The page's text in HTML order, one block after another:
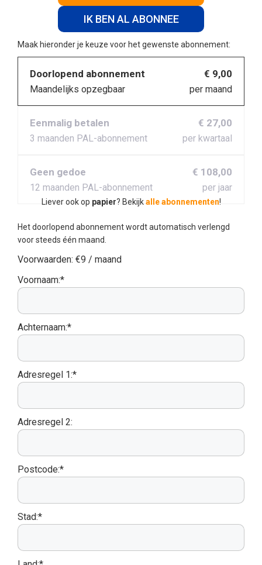
IK BEN AL ABONNEE
Maak hieronder je keuze voor het gewenste abonnement:
Doorlopend abonnement
Maandelijks opzegbaar
€ 9,00
per maand
Eenmalig betalen
3 maanden PAL-abonnement
€ 27,00
per kwartaal
Geen gedoe
12 maanden PAL-abonnement
€ 108,00
per jaar
Liever ook op papier? Bekijkalle abonnementen!
Het doorlopend abonnement wordt automatisch verlengd
voor steeds één maand.
Voorwaarden: €9 / maand
Voornaam:*
Achternaam:*
Adresregel 1:*
Adresregel 2:
Postcode:*
Stad:*